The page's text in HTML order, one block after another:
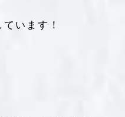
います！